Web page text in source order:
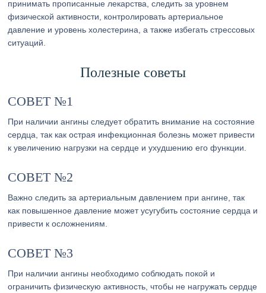
принимать прописанные лекарства, следить за уровнем
физической активности, контролировать артериальное
давление и уровень холестерина, а также избегать стрессовых
ситуаций.
Полезные советы
СОВЕТ №1
При наличии ангины следует обратить внимание на состояние
сердца, так как острая инфекционная болезнь может привести
к увеличению нагрузки на сердце и ухудшению его функции.
СОВЕТ №2
Важно следить за артериальным давлением при ангине, так
как повышенное давление может усугубить состояние сердца и
привести к осложнениям.
СОВЕТ №3
При наличии ангины необходимо соблюдать покой и
ограничить физическую активность, чтобы не нагружать сердце